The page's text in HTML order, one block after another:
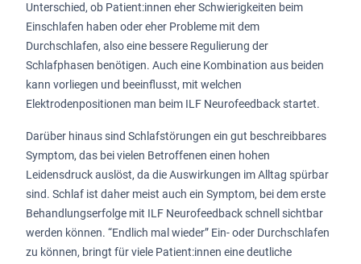
Unterschied, ob Patient:innen eher Schwierigkeiten beim
Einschlafen haben oder eher Probleme mit dem
Durchschlafen, also eine bessere Regulierung der
Schlafphasen benötigen. Auch eine Kombination aus beiden
kann vorliegen und beeinflusst, mit welchen
Elektrodenpositionen man beim ILF Neurofeedback startet.
Darüber hinaus sind Schlafstörungen ein gut beschreibbares
Symptom, das bei vielen Betroffenen einen hohen
Leidensdruck auslöst, da die Auswirkungen im Alltag spürbar
sind. Schlaf ist daher meist auch ein Symptom, bei dem erste
Behandlungserfolge mit ILF Neurofeedback schnell sichtbar
werden können. “Endlich mal wieder” Ein- oder Durchschlafen
zu können, bringt für viele Patient:innen eine deutliche